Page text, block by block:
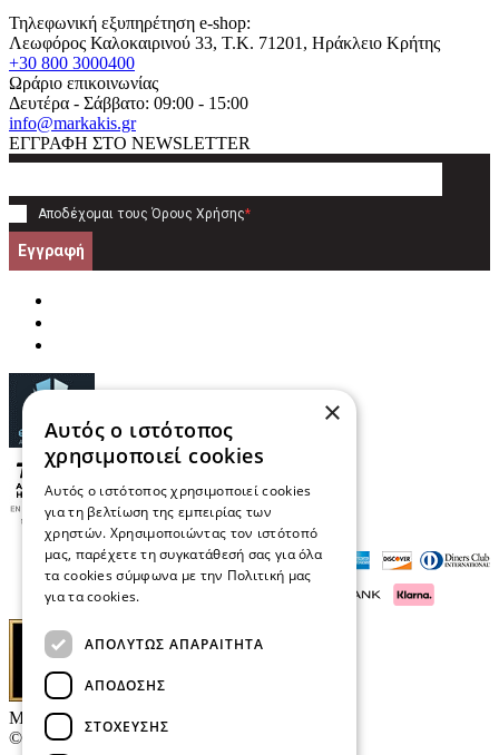
Τηλεφωνική εξυπηρέτηση e-shop:
Λεωφόρος Καλοκαιρινού 33, T.K. 71201 , Ηράκλειο Κρήτης
+30 800 3000400
Ωράριο επικοινωνίας
Δευτέρα - Σάββατο: 09:00 - 15:00
info@markakis.gr
ΕΓΓΡΑΦΗ ΣΤΟ NEWSLETTER
Αποδέχομαι τους Όρους Χρήσης*
Εγγραφή
Μαρκάκης Οπτικά
© 2026
×
Αυτός ο ιστότοπος
χρησιμοποιεί cookies
Αυτός ο ιστότοπος χρησιμοποιεί cookies
για τη βελτίωση της εμπειρίας των
χρηστών. Χρησιμοποιώντας τον ιστότοπό
μας, παρέχετε τη συγκατάθεσή σας για όλα
τα cookies σύμφωνα με την Πολιτική μας
για τα cookies.
ΑΠΟΛΎΤΩΣ ΑΠΑΡΑΊΤΗΤΑ
ΑΠΌΔΟΣΗΣ
ΣΤΌΧΕΥΣΗΣ